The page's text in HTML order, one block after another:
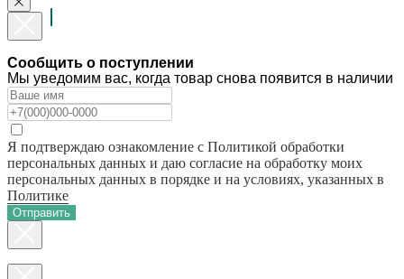
Сообщить о поступлении
Мы уведомим вас, когда товар снова появится в наличии
Я подтверждаю ознакомление с Политикой обработки
персональных данных и даю согласие на обработку моих
персональных данных в порядке и на условиях, указанных в
Политике
Отправить